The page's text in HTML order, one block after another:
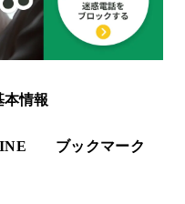
本情報
ブックマーク